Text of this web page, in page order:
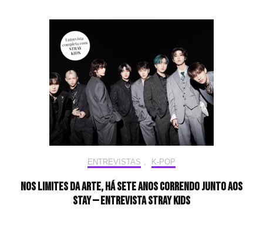
ENTREVISTAS , K-POP
Nos limites da arte, há sete anos correndo junto aos
STAY — Entrevista Stray Kids